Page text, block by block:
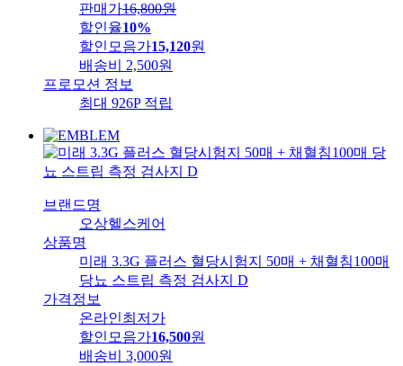
판매가16,800원
할인율10%
할인모음가15,120원
배송비
2,500원
프로모션 정보
최대 926P 적립
브랜드명
오상헬스케어
상품명
미래 3.3G 플러스 혈당시험지 50매 + 채혈침100매
당뇨 스트립 측정 검사지 D
가격정보
온라인최저가
할인모음가16,500원
배송비
3,000원